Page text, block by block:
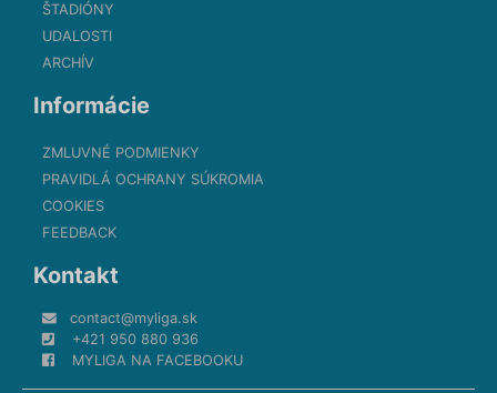
ŠTADIÓNY
UDALOSTI
ARCHÍV
Informácie
ZMLUVNÉ PODMIENKY
PRAVIDLÁ OCHRANY SÚKROMIA
COOKIES
FEEDBACK
Kontakt
contact@myliga.sk
+421 950 880 936
MYLIGA NA FACEBOOKU